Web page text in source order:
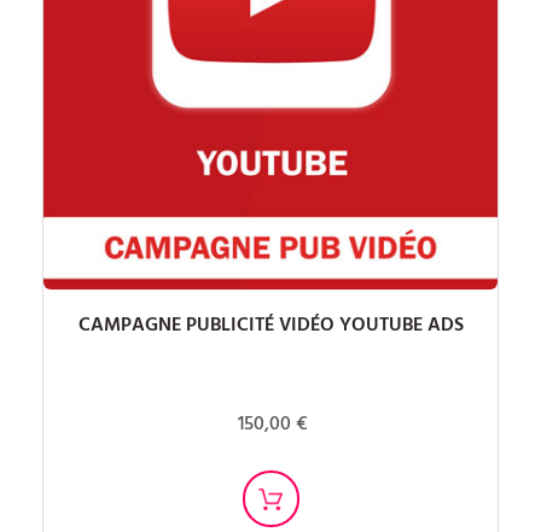
CAMPAGNE PUBLICITÉ VIDÉO YOUTUBE ADS
150,00 €